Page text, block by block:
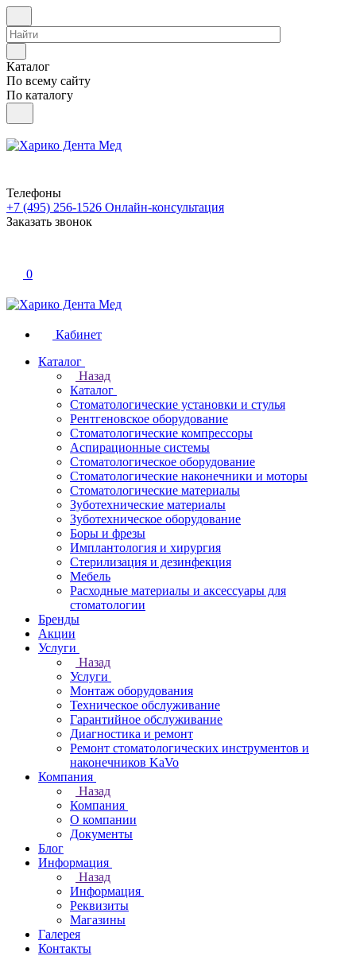
Каталог
По всему сайту
По каталогу
Телефоны
+7 (495) 256-1526 Онлайн-консультация
Заказать звонок
0
Кабинет
Каталог
Назад
Каталог
Стоматологические установки и стулья
Рентгеновское оборудование
Стоматологические компрессоры
Аспирационные системы
Стоматологическое оборудование
Стоматологические наконечники и моторы
Стоматологические материалы
Зуботехнические материалы
Зуботехническое оборудование
Боры и фрезы
Имплантология и хирургия
Стерилизация и дезинфекция
Мебель
Расходные материалы и аксессуары для
стоматологии
Бренды
Акции
Услуги
Назад
Услуги
Монтаж оборудования
Техническое обслуживание
Гарантийное обслуживание
Диагностика и ремонт
Ремонт стоматологических инструментов и
наконечников KaVo
Компания
Назад
Компания
О компании
Документы
Блог
Информация
Назад
Информация
Реквизиты
Магазины
Галерея
Контакты